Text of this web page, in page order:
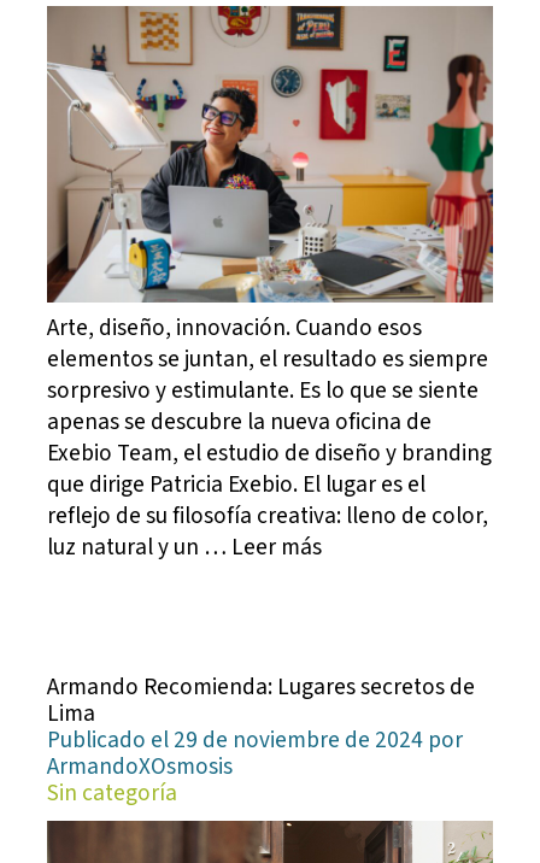
Arte, diseño, innovación. Cuando esos
elementos se juntan, el resultado es siempre
sorpresivo y estimulante. Es lo que se siente
apenas se descubre la nueva oficina de
Exebio Team, el estudio de diseño y branding
que dirige Patricia Exebio. El lugar es el
reflejo de su filosofía creativa: lleno de color,
luz natural y un … Leer más
Armando Recomienda: Lugares secretos de
Lima
Publicado el 29 de noviembre de 2024 por
ArmandoXOsmosis
Sin categoría